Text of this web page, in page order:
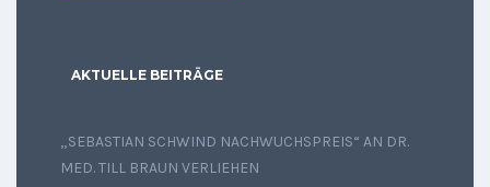
AKTUELLE BEITRÄGE
„SEBASTIAN SCHWIND NACHWUCHSPREIS“ AN DR.
MED. TILL BRAUN VERLIEHEN